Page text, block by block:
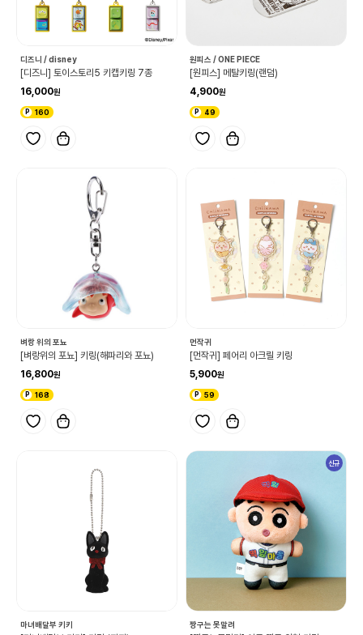
디즈니 / disney
[디즈니] 토이스토리5 키캡키링 7종
16,000
160
원피스 / ONE PIECE
[원피스] 메탈키링(랜덤)
4,900
49
벼랑 위의 포뇨
[벼랑위의 포뇨] 키링(해파리와 포뇨)
16,800
168
먼작귀
[먼작귀] 페어리 아크릴 키링
5,900
59
마녀배달부 키키
신규
짱구는 못말려